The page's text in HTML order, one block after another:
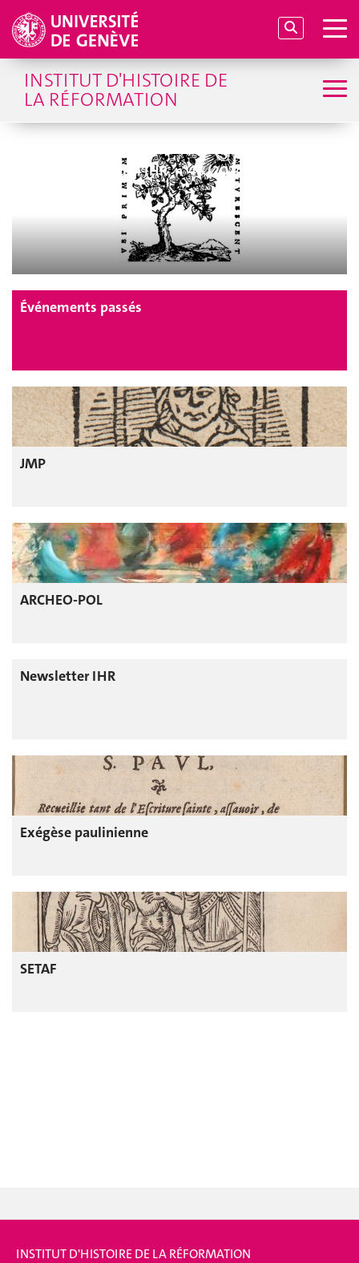
INSTITUT D'HISTOIRE DE
LA RÉFORMATION
Bulletin annuel de l'IHR, n°46 (2024-2025)
Événements passés
JMP
ARCHEO-POL
Newsletter IHR
Exégèse paulinienne
SETAF
INSTITUT D'HISTOIRE DE LA RÉFORMATION